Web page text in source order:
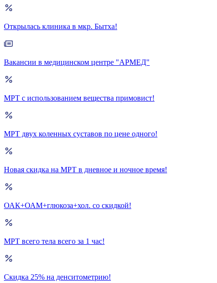
Открылась клиника в мкр. Бытха!
Вакансии в медицинском центре "АРМЕД"
МРТ с использованием вещества примовист!
МРТ двух коленных суставов по цене одного!
Новая скидка на МРТ в дневное и ночное время!
ОАК+ОАМ+глюкоза+хол. со скидкой!
МРТ всего тела всего за 1 час!
Скидка 25% на денситометрию!